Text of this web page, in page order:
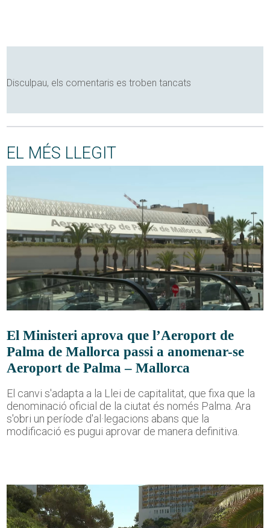
Disculpau, els comentaris es troben tancats
EL MÉS LLEGIT
El Ministeri aprova que l’Aeroport de
Palma de Mallorca passi a anomenar-se
Aeroport de Palma – Mallorca
El canvi s'adapta a la Llei de capitalitat, que fixa que la
denominació oficial de la ciutat és només Palma. Ara
s'obri un període d'al·legacions abans que la
modificació es pugui aprovar de manera definitiva.